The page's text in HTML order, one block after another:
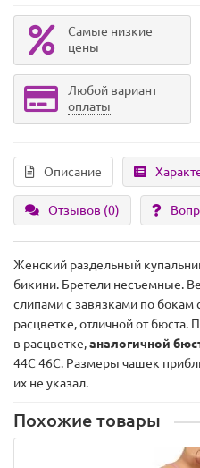
Самые низкие
цены
Любой вариант
оплаты
Описание
Отзывов (0)
Женский раздельный
бикини. Бретели несъемные.
слипами с завязками по бокам
расцветке, отличной от
в расцветке,аналогичной
44C 46C. Размеры чашек
их не указал.
Похожие товары